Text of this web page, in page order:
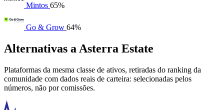
Mintos 65%
Go & Grow 64%
Alternativas a Asterra Estate
Plataformas da mesma classe de ativos, retiradas do ranking da
comunidade com dados reais de carteira: selecionadas pelos
números, não por comissões.